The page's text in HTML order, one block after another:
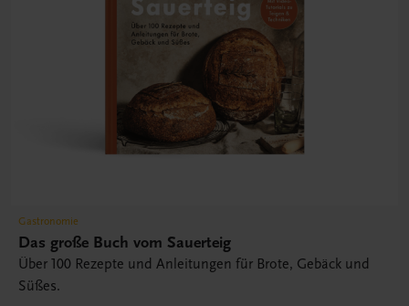
Gastronomie
Das große Buch vom Sauerteig
Über 100 Rezepte und Anleitungen für Brote, Gebäck und
Süßes.